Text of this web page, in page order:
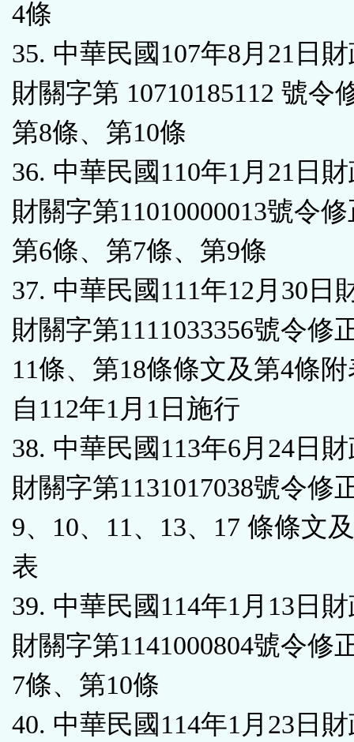
4條
35. 中華民國107年8月21日
財關字第 10710185112 號令
第8條、第10條
36. 中華民國110年1月21日
財關字第11010000013號令
第6條、第7條、第9條
37. 中華民國111年12月30日
財關字第1111033356號令修
11條、第18條條文及第4條
自112年1月1日施行
38. 中華民國113年6月24日
財關字第1131017038號令修
9、10、11、13、17 條條文
表
39. 中華民國114年1月13日
財關字第1141000804號令修
7條、第10條
40. 中華民國114年1月23日